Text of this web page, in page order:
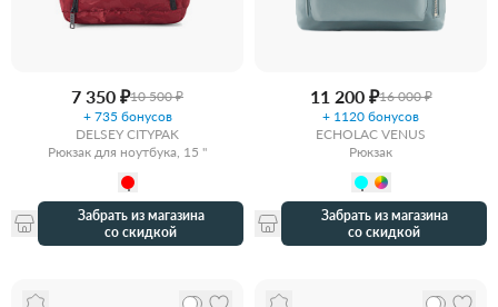
7 350 ₽10 500 ₽
+ 735 бонусов
DELSEY CITYPAK
Рюкзак для ноутбука, 15 "
Забрать из магазина
со скидкой
11 200 ₽16 000 ₽
+ 1120 бонусов
ECHOLAC VENUS
Рюкзак
Забрать из магазина
со скидкой